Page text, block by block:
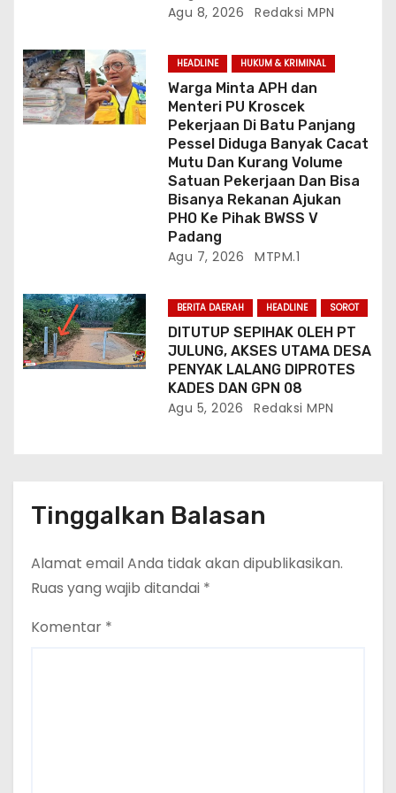
Agu 8, 2026 Redaksi MPN
HEADLINE HUKUM & KRIMINAL
Warga Minta APH dan
Menteri PU Kroscek
Pekerjaan Di Batu Panjang
Pessel Diduga Banyak Cacat
Mutu Dan Kurang Volume
Satuan Pekerjaan Dan Bisa
Bisanya Rekanan Ajukan
PHO Ke Pihak BWSS V
Padang
Agu 7, 2026 MTPM.1
BERITA DAERAH HEADLINE SOROT
DITUTUP SEPIHAK OLEH PT
JULUNG, AKSES UTAMA DESA
PENYAK LALANG DIPROTES
KADES DAN GPN 08
Agu 5, 2026 Redaksi MPN
Tinggalkan Balasan
Alamat email Anda tidak akan dipublikasikan.
Ruas yang wajib ditandai *
Komentar *